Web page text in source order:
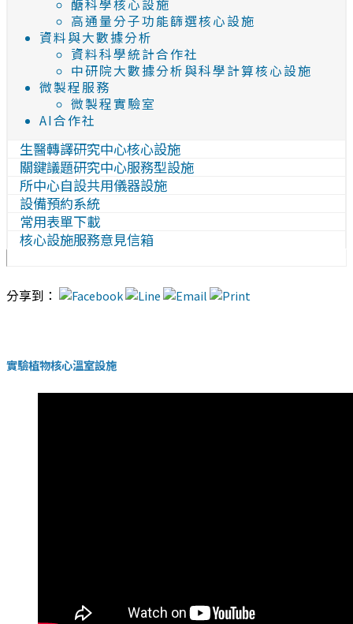
醣科學核心設施
高通量分子功能篩選核心設施
資料與大數據分析
資料科學統計合作社
中研院大數據分析與科學計算核心設施
微製程服務
微製程實驗室
AI合作社
生醫轉譯研究中心核心設施
關鍵議題研究中心服務型設施
所中心自設共用儀器設施
設備預約系統
常用表單下載
核心設施服務意見信箱
分享到：
實驗植物核心溫室設施